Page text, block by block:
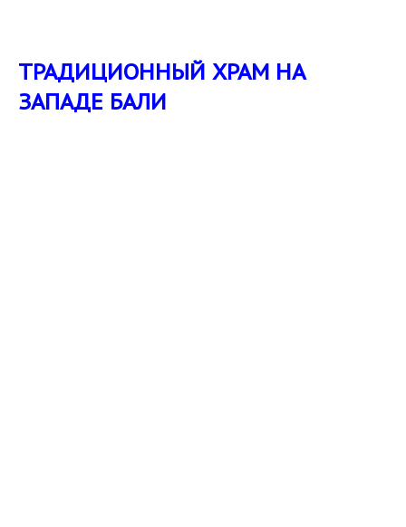
ТРАДИЦИОННЫЙ ХРАМ НА
ЗАПАДЕ БАЛИ